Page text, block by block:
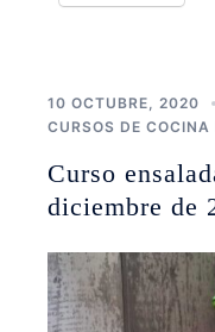
10 OCTUBRE, 2020
CURSOS DE COCINA
Curso
diciembre de